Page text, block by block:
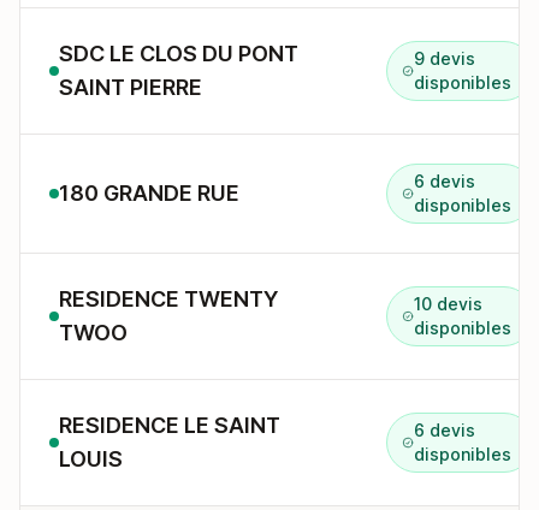
SDC LE CLOS DU PONT
SAINT PIERRE
9 devis
disponibles
180 GRANDE RUE
6 devis
disponibles
RESIDENCE TWENTY
TWOO
10 devis
disponibles
RESIDENCE LE SAINT
LOUIS
6 devis
disponibles